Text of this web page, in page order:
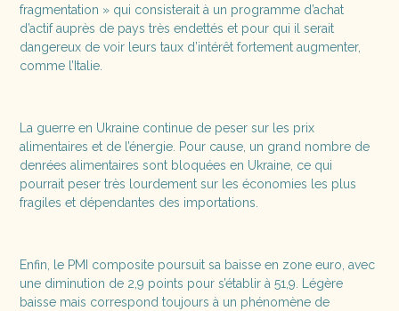
fragmentation » qui consisterait à un programme d’achat
d’actif auprès de pays très endettés et pour qui il serait
dangereux de voir leurs taux d’intérêt fortement augmenter,
comme l’Italie.
La guerre en Ukraine continue de peser sur les prix
alimentaires et de l’énergie. Pour cause, un grand nombre de
denrées alimentaires sont bloquées en Ukraine, ce qui
pourrait peser très lourdement sur les économies les plus
fragiles et dépendantes des importations.
Enfin, le PMI composite poursuit sa baisse en zone euro, avec
une diminution de 2,9 points pour s’établir à 51,9. Légère
baisse mais correspond toujours à un phénomène de